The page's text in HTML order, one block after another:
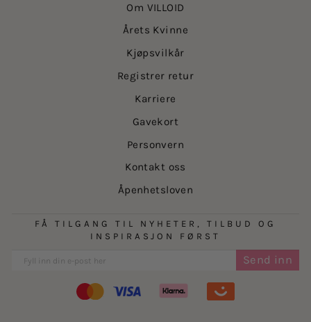
Om VILLOID
Årets Kvinne
Kjøpsvilkår
Registrer retur
Karriere
Gavekort
Personvern
Kontakt oss
Åpenhetsloven
FÅ TILGANG TIL NYHETER, TILBUD OG
INSPIRASJON FØRST
Send inn